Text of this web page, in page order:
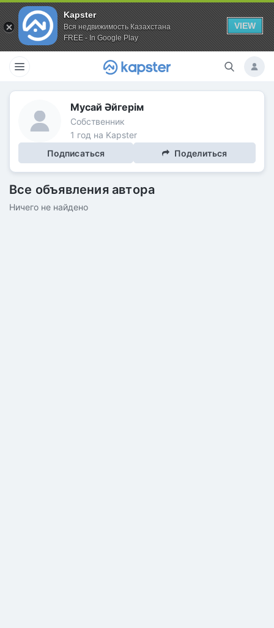
Kapster
Вся недвижимость Казахстана
FREE - In Google Play
VIEW
Мусай Әйгерім
Собственник
1 год на Kapster
Подписаться
Поделиться
Все объявления автора
Ничего не найдено